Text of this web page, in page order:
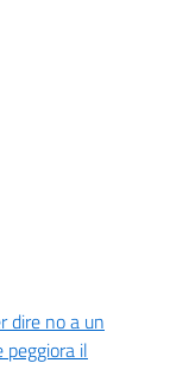
dire no a un
peggiora il